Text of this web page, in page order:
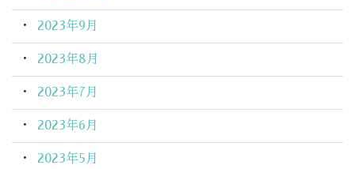
2023年9月
2023年8月
2023年7月
2023年6月
2023年5月